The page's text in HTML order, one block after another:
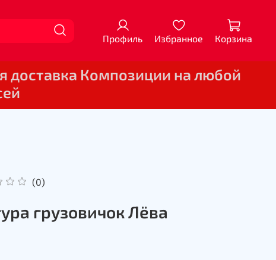
Профиль Избранное Корзина
доставка Композиции на любой
(0)
грузовичок Лёва